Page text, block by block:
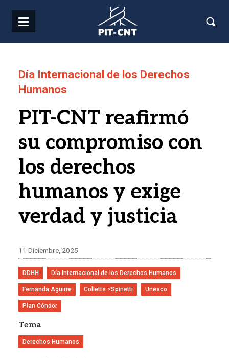
Día Internacional de los Derechos
Humanos
PIT-CNT reafirmó
su compromiso con
los derechos
humanos y exige
verdad y justicia
11 Diciembre, 2025
DDHH Día Internacional de los Derechos Humanos
Fernanda Aguirre Collette >Spinetti Unesco
Plan Cóndor
Tema
Derechos Humanos